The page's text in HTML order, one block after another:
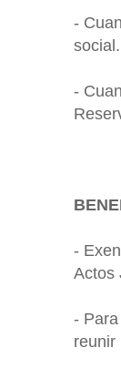
-
social.
-
-
Actos
-
reunir